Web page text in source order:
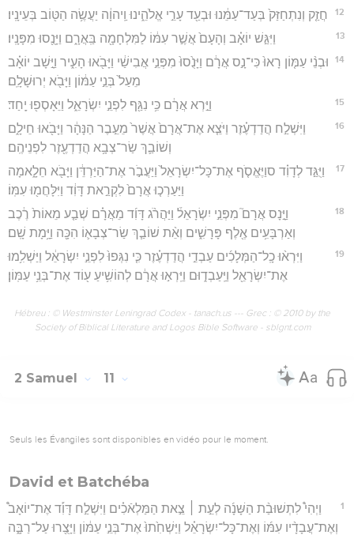
12 חֲזַ֤ק וְנִתְחַזַּק֙ בְּעַד־עַמֵּ֔נוּ וּבְעַ֖ד עָרֵ֣י אֱלֹהֵ֑ינוּ וַֽיהוָ֔ה יַעֲשֶׂ֥ה הַטּ֖וֹב בְּעֵינָֽיו׃
13 וַיִּגַּ֣שׁ יוֹאָ֗ב וְהָעָם֙ אֲשֶׁ֣ר עִמּ֔וֹ לַמִּלְחָמָ֖ה בַּֽאֲרָ֑ם וַיָּנֻ֖סוּ מִפָּנָֽיו׃
14
וּבְנֵ֨י עַמּ֤וֹן רָאוּ֙ כִּי־נָ֣ס אֲרָ֔ם וַיָּנֻ֙סוּ֙ מִפְּנֵ֣י אֲבִישַׁ֔י וַיָּבֹ֖אוּ הָעִ֑יר וַיָּ֣שָׁב יוֹאָ֗ב
מֵעַל֙ בְּנֵ֣י עַמּ֔וֹן וַיָּבֹ֖א יְרוּשָׁלִָֽם׃
15 וַיַּ֣רְא אֲרָ֔ם כִּ֥י נִגַּ֖ף לִפְנֵ֣י יִשְׂרָאֵ֑ל וַיֵּאָסְפ֖וּ יָֽחַד׃
16
וַיִּשְׁלַ֣ח הֲדַדְעֶ֗זֶר וַיֹּצֵ֤א אֶת־אֲרָם֙ אֲשֶׁר֙ מֵעֵ֣בֶר הַנָּהָ֔ר וַיָּבֹ֖אוּ חֵילָ֑ם
וְשׁוֹבַ֛ךְ שַׂר־צְבָ֥א הֲדַדְעֶ֖זֶר לִפְנֵיהֶֽם׃
17
וַיֻּגַּ֣ד לְדָוִ֗ד סוַיֶּאֱסֹ֤ף אֶת־כָּל־יִשְׂרָאֵל֙ וַיַּעֲבֹ֣ר אֶת־הַיַּרְדֵּ֔ן וַיָּבֹ֖א חֵלָ֑אמָה
וַיַּעַרְכ֤וּ אֲרָם֙ לִקְרַ֣את דָּוִ֔ד וַיִּלָּחֲמ֖וּ עִמּֽוֹ׃
18
וַיָּ֣נָס אֲרָם֮ מִפְּנֵ֣י יִשְׂרָאֵל֒ וַיַּהֲרֹ֨ג דָּוִ֜ד מֵאֲרָ֗ם שְׁבַ֤ע מֵאוֹת֙ רֶ֔כֶב
וְאַרְבָּעִ֥ים אֶ֖לֶף פָּרָשִׁ֑ים וְאֵ֨ת שׁוֹבַ֧ךְ שַׂר־צְבָא֛וֹ הִכָּ֖ה וַיָּ֥מָת שָֽׁם׃
19
וַיִּרְא֨וּ כָֽל־הַמְּלָכִ֜ים עַבְדֵ֣י הֲדַדְעֶ֗זֶר כִּ֤י נִגְּפוּ֙ לִפְנֵ֣י יִשְׂרָאֵ֔ל וַיַּשְׁלִ֥מוּ
אֶת־יִשְׂרָאֵ֖ל וַיַּֽעַבְד֑וּם וַיִּֽרְא֣וּ אֲרָ֔ם לְהוֹשִׁ֥יעַ ע֖וֹד אֶת־בְּנֵ֥י עַמּֽוֹן׃
Hébreu : © Westminster Leningrad Codex - tanach.us --- Grec : © 2010 by the
Society of Biblical Literature and Logos Bible Software - sblgnt.com
2 Samuel 11
Seuls les Évangiles sont disponibles en vidéo pour le moment.
David et Batchéba
1
וַיְהִי֩ לִתְשׁוּבַ֨ת הַשָּׁנָ֜ה לְעֵ֣ת ׀ צֵ֣את הַמַּלְאֿכִ֗ים וַיִּשְׁלַ֣ח דָּוִ֡ד אֶת־יוֹאָב֩
וְאֶת־עֲבָדָ֨יו עִמּ֜וֹ וְאֶת־כָּל־יִשְׂרָאֵ֗ל וַיַּשְׁחִ֙תוּ֙ אֶת־בְּנֵ֣י עַמּ֔וֹן וַיָּצֻ֖רוּ עַל־רַבָּ֑ה